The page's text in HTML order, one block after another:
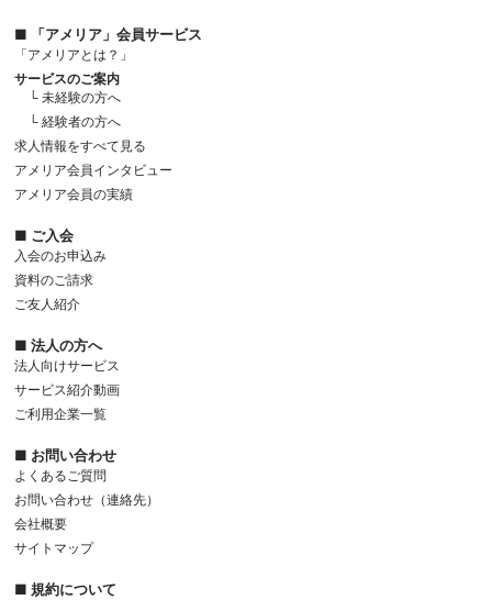
■ 「アメリア」会員サービス
「アメリアとは？」
サービスのご案内
└ 未経験の方へ
└ 経験者の方へ
求人情報をすべて見る
アメリア会員インタビュー
アメリア会員の実績
■ ご入会
入会のお申込み
資料のご請求
ご友人紹介
■ 法人の方へ
法人向けサービス
サービス紹介動画
ご利用企業一覧
■ お問い合わせ
よくあるご質問
お問い合わせ（連絡先）
会社概要
サイトマップ
■ 規約について